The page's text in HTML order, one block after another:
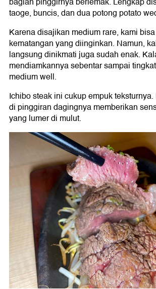
taoge, buncis, dan dua potong potato
Karena disajikan medium rare, kami
kematangan yang diinginkan. Namun,
langsung dinikmati juga sudah enak.
mendiamkannya sebentar sampai
medium well.
Ichibo steak ini cukup empuk
di pinggiran dagingnya memberikan
yang lumer di mulut.